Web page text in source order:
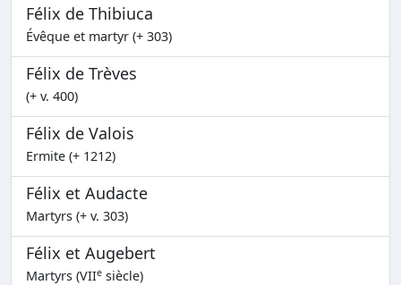
Félix de Thibiuca
Évêque et martyr (+ 303)
Félix de Trèves
(+ v. 400)
Félix de Valois
Ermite (+ 1212)
Félix et Audacte
Martyrs (+ v. 303)
Félix et Augebert
Martyrs (VIIe siècle)